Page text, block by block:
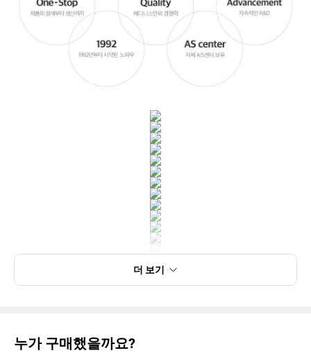
더 보기
누가 구매했을까요?